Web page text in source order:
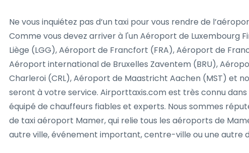
Ne vous inquiétez pas d’un taxi pour vous rendre de
Comme vous devez arriver à l'un Aéroport de Luxembourg
Liège (LGG), Aéroport de Francfort (FRA), Aéroport de
Aéroport international de Bruxelles Zaventem (BRU),
Charleroi (CRL), Aéroport de Maastricht Aachen (MST) et
seront à votre service. Airporttaxis.com est très connu
équipé de chauffeurs fiables et experts. Nous sommes
de taxi aéroport Mamer, qui relie tous les aéroports de
autre ville, événement important, centre-ville ou une autre